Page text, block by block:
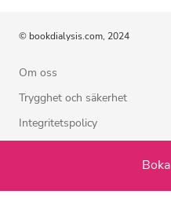
Boka
© bookdialysis.com, 2024
Om oss
Trygghet och säkerhet
Integritetspolicy